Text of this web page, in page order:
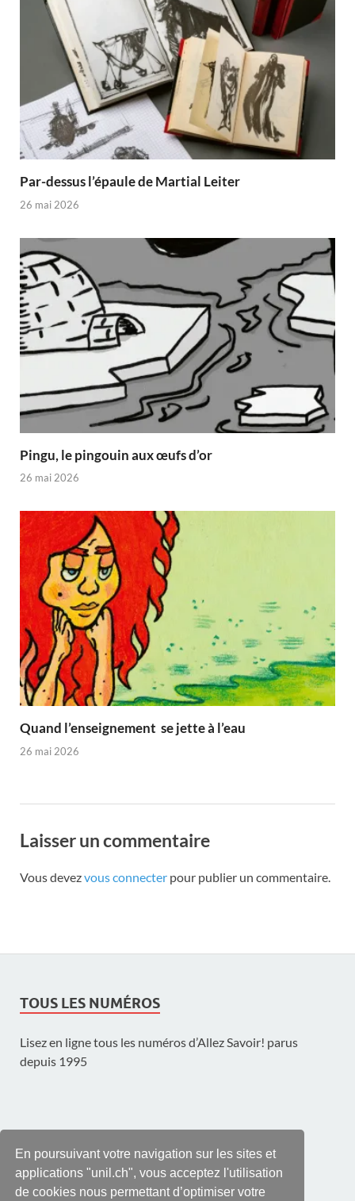
En poursuivant votre navigation sur les sites et
applications "unil.ch", vous acceptez l'utilisation
de cookies nous permettant d’optimiser votre
Par-dessus l’épaule de Martial Leiter
26 mai 2026
Pingu, le pingouin aux œufs d’or
26 mai 2026
Quand l’enseignement se jette à l’eau
26 mai 2026
Laisser un commentaire
Vous devezvous connecter pour publier un commentaire.
TOUS LES NUMÉROS
Lisez en ligne tous les numéros d’Allez Savoir! parus
depuis 1995